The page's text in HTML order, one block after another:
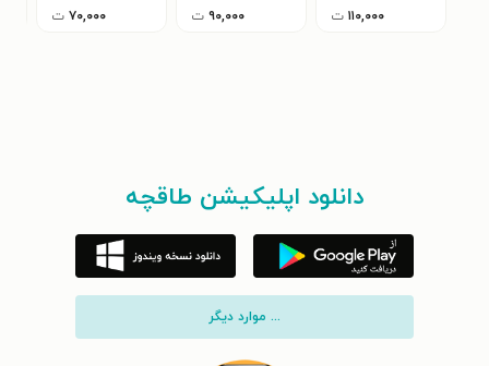
۱۱۰,۰۰۰ ت ۹۰,۰۰۰ ت ۷۰,۰۰۰ ت
دانلود اپلیکیشن طاقچه
... موارد دیگر